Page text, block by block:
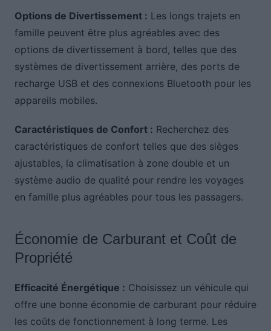
Options de Divertissement : Les longs trajets en
famille peuvent être plus agréables avec des
options de divertissement à bord, telles que des
systèmes de divertissement arrière, des ports de
recharge USB et des connexions Bluetooth pour les
appareils mobiles.
Caractéristiques de Confort : Recherchez des
caractéristiques de confort telles que des sièges
ajustables, la climatisation à zone double et un
système audio de qualité pour rendre les voyages
en famille plus agréables pour tous les passagers.
Économie de Carburant et Coût de
Propriété
Efficacité Énergétique : Choisissez un véhicule qui
offre une bonne économie de carburant pour réduire
les coûts de fonctionnement à long terme. Les